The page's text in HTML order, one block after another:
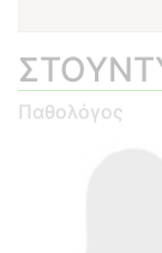
Παθολόγος